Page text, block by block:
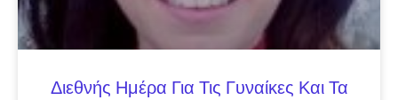
Διεθνής Ημέρα Για Τις Γυναίκες Και Τα